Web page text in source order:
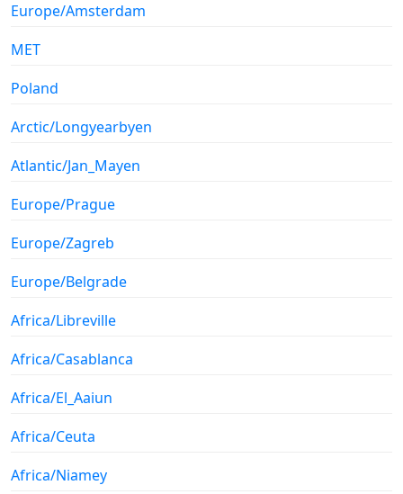
Europe/Amsterdam
MET
Poland
Arctic/Longyearbyen
Atlantic/Jan_Mayen
Europe/Prague
Europe/Zagreb
Europe/Belgrade
Africa/Libreville
Africa/Casablanca
Africa/El_Aaiun
Africa/Ceuta
Africa/Niamey